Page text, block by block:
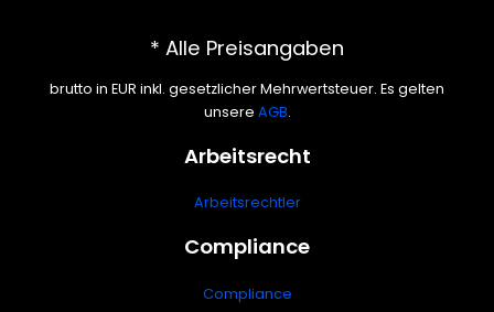
* Alle Preisangaben
brutto in EUR inkl. gesetzlicher Mehrwertsteuer. Es gelten
unsere AGB.
Arbeitsrecht
Arbeitsrechtler
Compliance
Compliance